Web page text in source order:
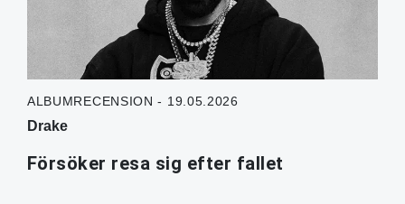
ALBUMRECENSION - 19.05.2026
Drake
Försöker resa sig efter fallet